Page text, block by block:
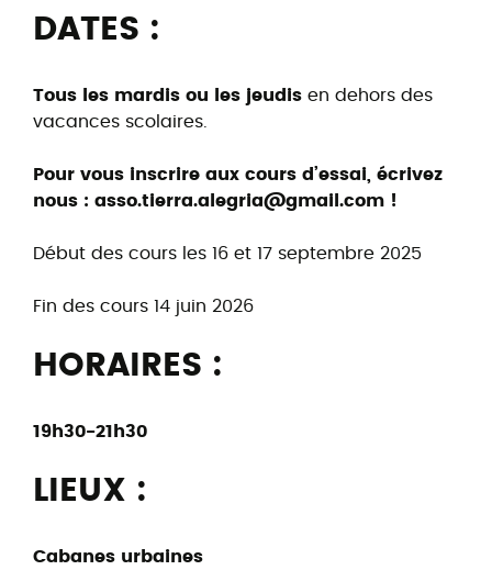
DATES :
Tous les mardis ou les jeudis en dehors des
vacances scolaires.
Pour vous inscrire aux cours d’essai, écrivez
nous : asso.tierra.alegria@gmail.com !
Début des cours les 16 et 17 septembre 2025
Fin des cours 14 juin 2026
HORAIRES :
19h30-21h30
LIEUX :
Cabanes urbaines